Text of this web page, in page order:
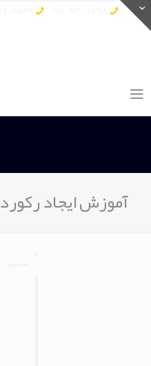
آموزش ایجاد رکورد CNAME Record